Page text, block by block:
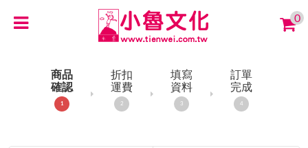
0
1
商品
確認
2
折扣
運費
3
填寫
資料
4
訂單
完成